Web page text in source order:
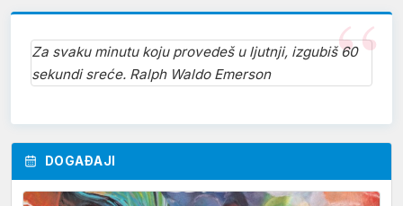
Za svaku minutu koju provedeš u ljutnji, izgubiš 60
sekundi sreće. Ralph Waldo Emerson
DOGAĐAJI